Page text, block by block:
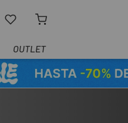
OUTLET